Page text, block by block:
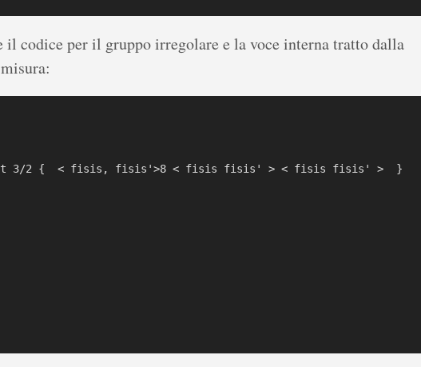
il codice per il gruppo irregolare e la voce interna tratto dalla
3/2 {  < fisis, fisis'>8 < fisis fisis' > < fisis fisis' >  }